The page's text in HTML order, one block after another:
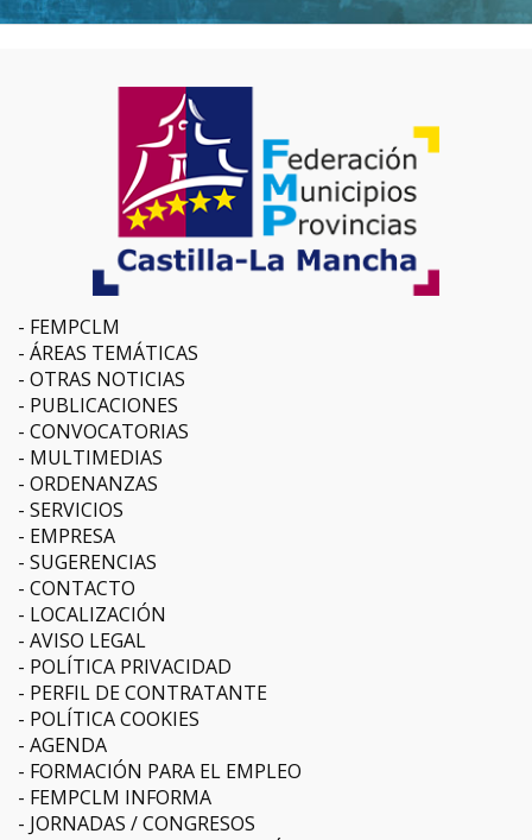
FEMPCLM
ÁREAS TEMÁTICAS
OTRAS NOTICIAS
PUBLICACIONES
CONVOCATORIAS
MULTIMEDIAS
ORDENANZAS
SERVICIOS
EMPRESA
SUGERENCIAS
CONTACTO
LOCALIZACIÓN
AVISO LEGAL
POLÍTICA PRIVACIDAD
PERFIL DE CONTRATANTE
POLÍTICA COOKIES
AGENDA
FORMACIÓN PARA EL EMPLEO
FEMPCLM INFORMA
JORNADAS / CONGRESOS